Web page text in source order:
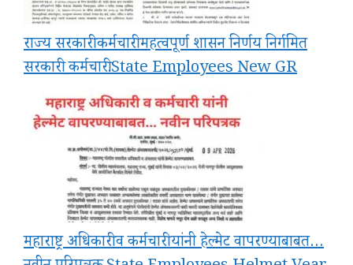
राज्य सरकारी कर्मचारी महत्वपूर्ण शासन निर्णय निर्गमित
सरकारी_कर्मचारी.State Employees New GR
महाराष्ट्र अधिकारी व कर्मचारी यांनी हेल्मेट वापरण्याबाबत…